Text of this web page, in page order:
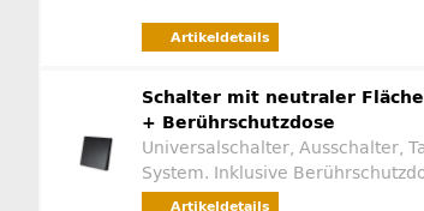
Artikeldetails
Schalter mit neutraler
+ Berührschutzdose
Universalschalter, Ausschalter,
System. Inklusive
Artikeldetails